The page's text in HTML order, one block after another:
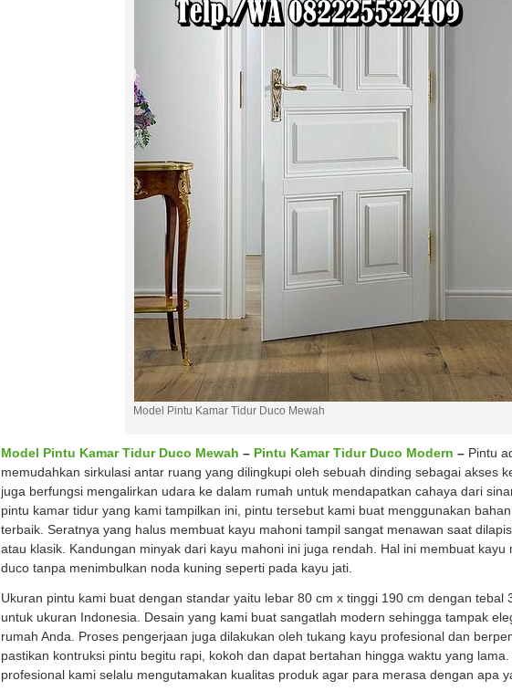
Model Pintu Kamar Tidur Duco Mewah
Model Pintu Kamar Tidur Duco Mewah – Pintu Kamar Tidur Duco Modern – Pintu
memudahkan sirkulasi antar ruang yang dilingkupi oleh sebuah dinding sebagai akses
juga berfungsi mengalirkan udara ke dalam rumah untuk mendapatkan cahaya dari
pintu kamar tidur yang kami tampilkan ini, pintu tersebut kami buat menggunakan
terbaik. Seratnya yang halus membuat kayu mahoni tampil sangat menawan saat
atau klasik. Kandungan minyak dari kayu mahoni ini juga rendah. Hal ini membuat kayu
duco tanpa menimbulkan noda kuning seperti pada kayu jati.
Ukuran pintu kami buat dengan standar yaitu lebar 80 cm x tinggi 190 cm dengan tebal
untuk ukuran Indonesia. Desain yang kami buat sangatlah modern sehingga tampak
rumah Anda. Proses pengerjaan juga dilakukan oleh tukang kayu profesional dan
pastikan kontruksi pintu begitu rapi, kokoh dan dapat bertahan hingga waktu yang
profesional kami selalu mengutamakan kualitas produk agar para merasa dengan apa